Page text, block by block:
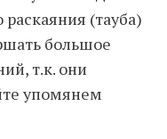
(тауба)
большое
т.к. они
упомянем